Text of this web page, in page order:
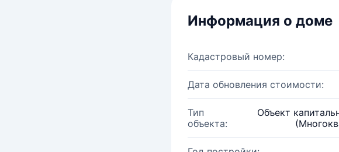
Информация о доме
Кадастровый номер:
Дата обновления стоимости:
Тип
объекта:
Объект